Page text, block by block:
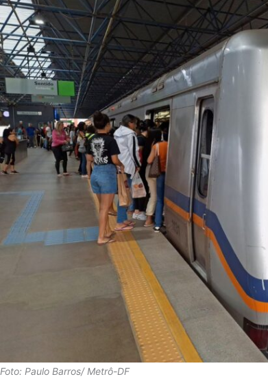
Foto: Paulo Barros/ Metrô-DF